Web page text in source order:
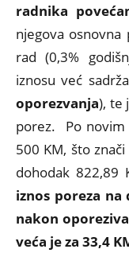
radnika
njegova osnovna
rad (0,3%
iznosu već
oporezvanja), te
porez. Po novim
500 KM, što
dohodak 822,89
iznos poreza na
nakon
veća je za 33,4